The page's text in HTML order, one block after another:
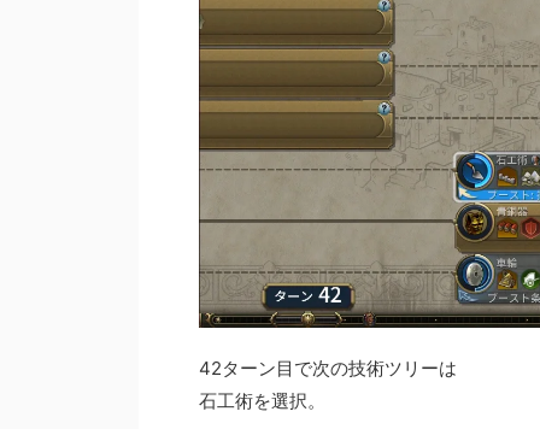
42ターン目で次の技術ツリーは
石工術を選択。